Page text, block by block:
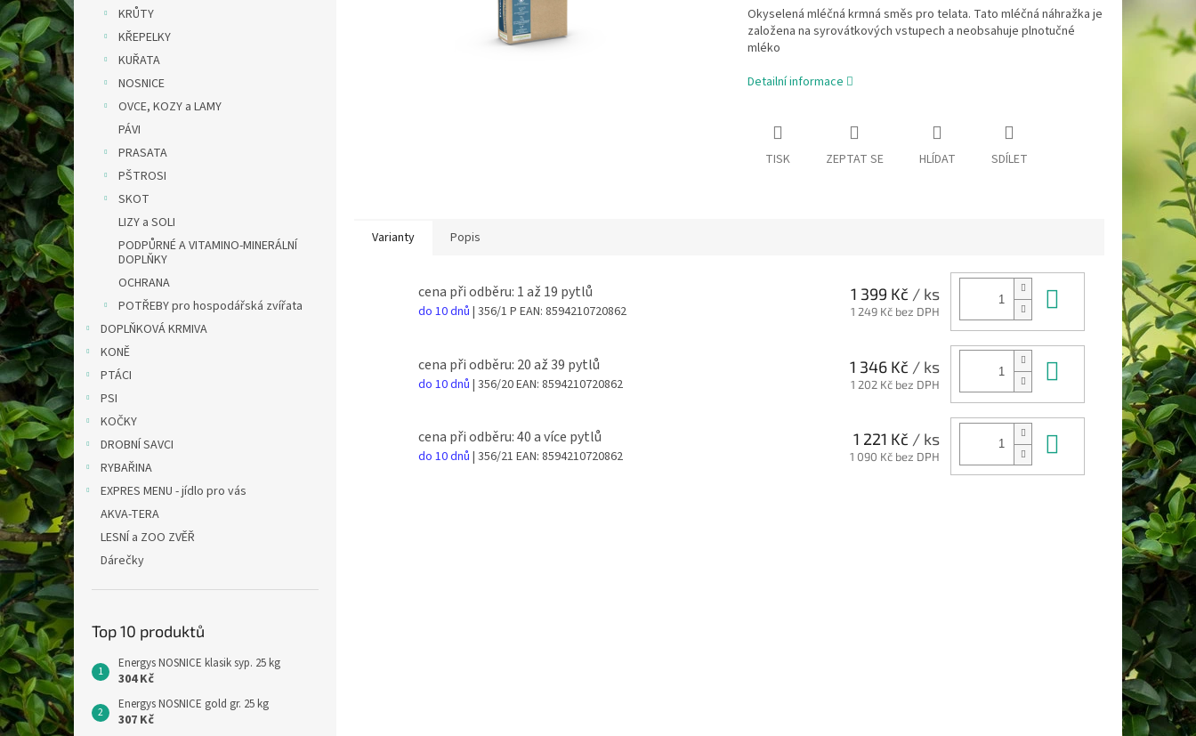
n
e
l
KRŮTY
KŘEPELKY
KUŘATA
NOSNICE
OVCE, KOZY a LAMY
PÁVI
PRASATA
PŠTROSI
SKOT
LIZY a SOLI
PODPŮRNÉ A VITAMINO-MINERÁLNÍ
DOPLŇKY
OCHRANA
POTŘEBY pro hospodářská zvířata
DOPLŇKOVÁ KRMIVA
KONĚ
PTÁCI
PSI
KOČKY
DROBNÍ SAVCI
RYBAŘINA
EXPRES MENU - jídlo pro vás
AKVA-TERA
LESNÍ a ZOO ZVĚŘ
Dárečky
Top 10 produktů
Energys NOSNICE klasik syp. 25 kg
304 Kč
Energys NOSNICE gold gr. 25 kg
307 Kč
Okyselená mléčná krmná směs pro telata. Tato mléčná náhražka je
založena na syrovátkových vstupech a neobsahuje plnotučné
mléko
Detailní informace
TISK ZEPTAT SE HLÍDAT SDÍLET
Varianty Popis
cena při odběru: 1 až 19 pytlů
do 10 dnů | 356/1 P EAN: 8594210720862
1 399 Kč / ks
1 249 Kč bez DPH
Do košíku
cena při odběru: 20 až 39 pytlů
do 10 dnů | 356/20EAN: 8594210720862
1 346 Kč / ks
1 202 Kč bez DPH
Do košíku
cena při odběru: 40 a více pytlů
do 10 dnů | 356/21 EAN: 8594210720862
1 221 Kč / ks
1 090 Kč bez DPH
Do košíku